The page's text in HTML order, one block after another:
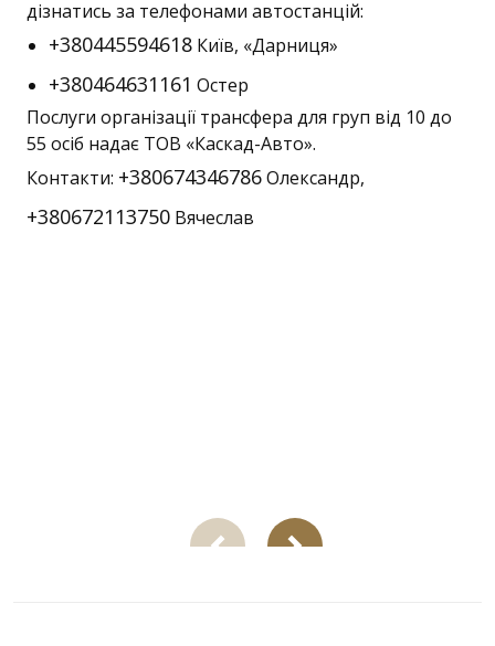
дізнатись за телефонами автостанцій:
+380445594618 Київ, «Дарниця»
+380464631161 Остер
Послуги організації трансфера для груп від 10 до
55 осіб надає ТОВ «Каскад-Авто».
Контакти: +380674346786Олександр,
+380672113750 Вячеслав